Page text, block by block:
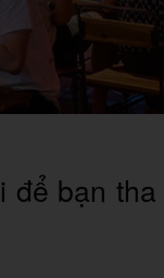
để bạn tha